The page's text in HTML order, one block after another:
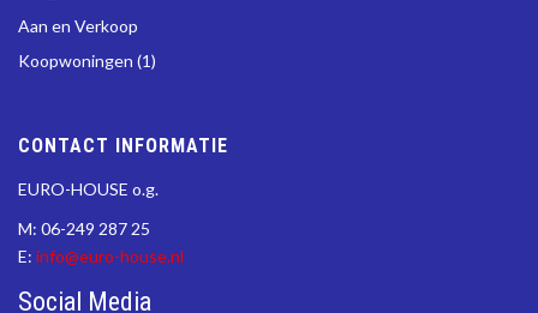
Aan en Verkoop
Koopwoningen (1)
CONTACT INFORMATIE
EURO-HOUSE o.g.
M: 06-249 287 25
E: info@euro-house.nl
Social Media